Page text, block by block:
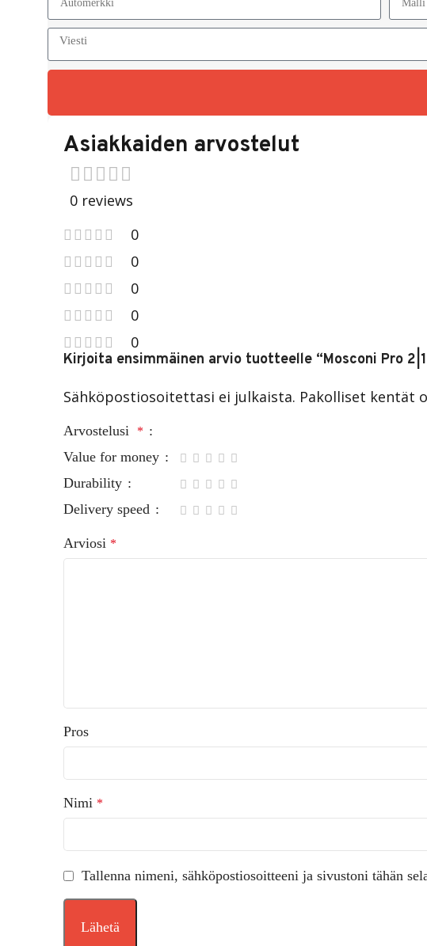
Asiakkaiden arvostelut
0 reviews
0
0
0
0
0
Kirjoita ensimmäinen arvio tuotteelle “Mosconi Pro
Sähköpostiosoitettasi ei julkaista. Pakolliset kentät
Arvostelusi *
Value for money
Durability
Delivery speed
Arviosi *
Pros
Nimi *
Tallenna nimeni, sähköpostiosoitteeni ja sivustoni tähän